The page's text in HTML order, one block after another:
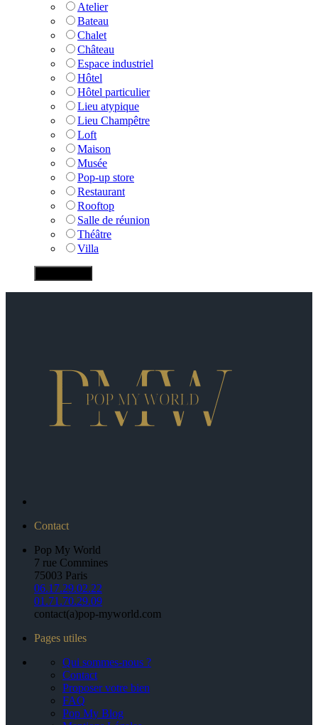
Atelier
Bateau
Chalet
Château
Espace industriel
Hôtel
Hôtel particulier
Lieu atypique
Lieu Champêtre
Loft
Maison
Musée
Pop-up store
Restaurant
Rooftop
Salle de réunion
Théâtre
Villa
Contact
Pop My World
7 rue Commines
75003 Paris
06.17.29.02.22
01.71.70.29.09
contact(a)pop-myworld.com
Pages utiles
Qui sommes-nous ?
Contact
Proposer votre bien
FAQ
Pop My Blog